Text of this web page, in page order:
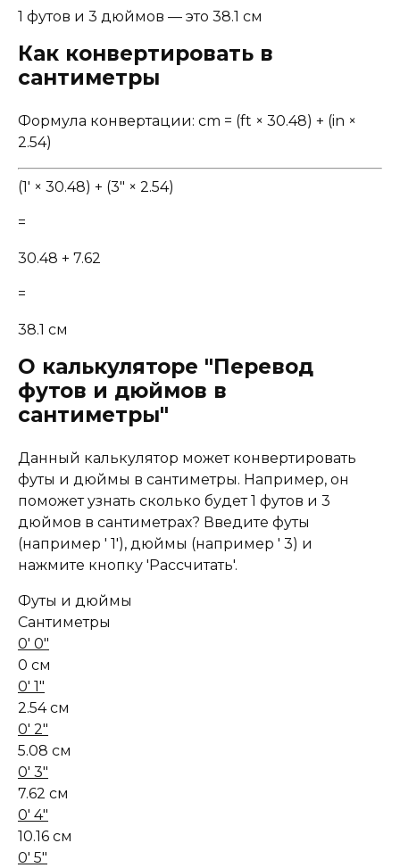
1 футов и 3 дюймов — это 38.1 см
Как конвертировать в
сантиметры
Формула конвертации: cm = (ft × 30.48) + (in ×
2.54)
(1' × 30.48) + (3" × 2.54)
=
30.48 + 7.62
=
38.1 см
О калькуляторе "Перевод
футов и дюймов в
сантиметры"
Данный калькулятор может конвертировать
футы и дюймы в сантиметры. Например, он
поможет узнать сколько будет 1 футов и 3
дюймов в сантиметрах? Введите футы
(например ' 1'), дюймы (например ' 3) и
нажмите кнопку 'Рассчитать'.
Футы и дюймы
Сантиметры
0' 0"
0 см
0' 1"
2.54 см
0' 2"
5.08 см
0' 3"
7.62 см
0' 4"
10.16 см
0' 5"